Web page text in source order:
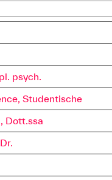
psych.
Studentische
Dott.ssa